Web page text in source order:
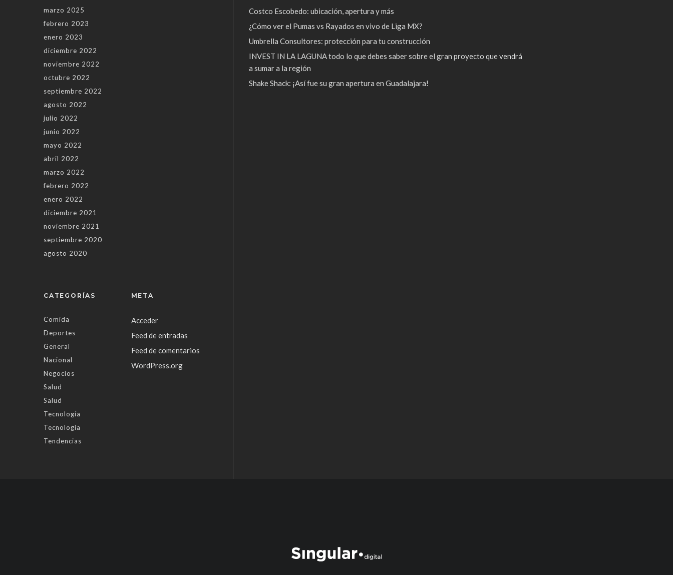
marzo 2025
febrero 2023
enero 2023
diciembre 2022
noviembre 2022
octubre 2022
septiembre 2022
agosto 2022
julio 2022
junio 2022
mayo 2022
abril 2022
marzo 2022
febrero 2022
enero 2022
diciembre 2021
noviembre 2021
septiembre 2020
agosto 2020
CATEGORÍAS
Comida
Deportes
General
Nacional
Negocios
Salud
Salud
Tecnología
Tecnología
Tendencias
META
Acceder
Feed de entradas
Feed de comentarios
WordPress.org
Costco Escobedo: ubicación, apertura y más
¿Cómo ver el Pumas vs Rayados en vivo de Liga MX?
Umbrella Consultores: protección para tu construcción
INVEST IN LA LAGUNA todo lo que debes saber sobre el gran proyecto que vendrá
a sumar a la región
Shake Shack: ¡Así fue su gran apertura en Guadalajara!